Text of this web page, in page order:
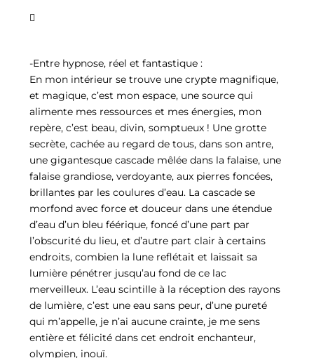

-Entre hypnose, réel et fantastique :
En mon intérieur se trouve une crypte magnifique,
et magique, c’est mon espace, une source qui
alimente mes ressources et mes énergies, mon
repère, c’est beau, divin, somptueux ! Une grotte
secrète, cachée au regard de tous, dans son antre,
une gigantesque cascade mêlée dans la falaise, une
falaise grandiose, verdoyante, aux pierres foncées,
brillantes par les coulures d’eau. La cascade se
morfond avec force et douceur dans une étendue
d’eau d’un bleu féérique, foncé d’une part par
l’obscurité du lieu, et d’autre part clair à certains
endroits, combien la lune reflétait et laissait sa
lumière pénétrer jusqu’au fond de ce lac
merveilleux. L’eau scintille à la réception des rayons
de lumière, c’est une eau sans peur, d’une pureté
qui m’appelle, je n’ai aucune crainte, je me sens
entière et félicité dans cet endroit enchanteur,
olympien, inouï.